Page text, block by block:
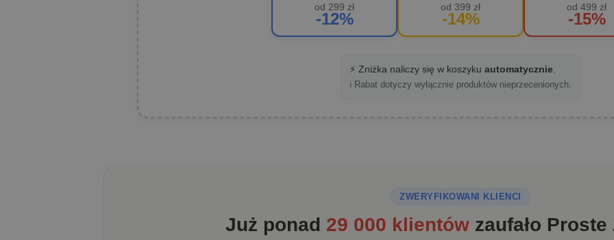
od 299 zł
-12%
od 399 zł
-14%
od 499 zł
-15%
⚡ Zniżka naliczy się w koszyku automatycznie
ℹ️ Rabat dotyczy wyłącznie produktów nieprzecenionych.
ZWERYFIKOWANI KLIENCI
Już ponad 29 000 klientów zaufało